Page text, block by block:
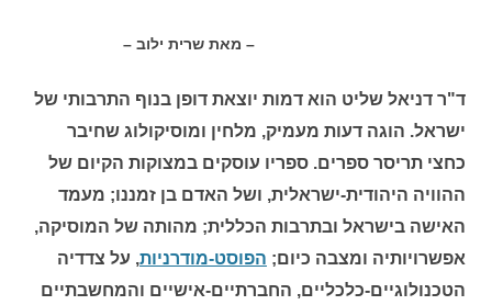
– מאת שרית ילוב –
ד"ר דניאל שליט הוא דמות יוצאת דופן בנוף התרבותי של
ישראל. הוגה דעות מעמיק, מלחין ומוסיקולוג שחיבר
כחצי תריסר ספרים. ספריו עוסקים במצוקות הקיום של
ההוויה היהודית-ישראלית, ושל האדם בן זמננו; מעמד
האישה בישראל ובתרבות הכללית; מהותה של המוסיקה,
אפשרויותיה ומצבה כיום; הפוסט-מודרניות, על צדדיה
הטכנולוגיים-כלכליים, החברתיים-אישיים והמחשבתיים